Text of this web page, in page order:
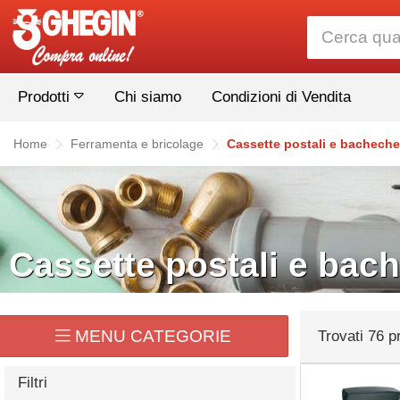
Prodotti Chi siamo Condizioni di Vendita
Home Ferramenta e bricolage Cassette postali e bacheche
Cassette postali e
MENU CATEGORIE
Adattatore da viaggio
Filtri
Trovati 76